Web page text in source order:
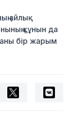
айлық
құнын да
бір жарым